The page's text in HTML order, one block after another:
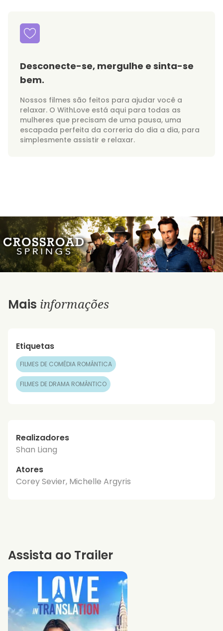
Desconecte-se, mergulhe e sinta-se
bem.
Nossos filmes são feitos para ajudar você a
relaxar. O WithLove está aqui para todas as
mulheres que precisam de uma pausa, uma
escapada perfeita da correria do dia a dia, para
simplesmente assistir e relaxar.
Mais informações
Etiquetas
FILMES DE COMÉDIA ROMÂNTICA
FILMES DE DRAMA ROMÂNTICO
Realizadores
Shan Liang
Atores
Corey Sevier, Michelle Argyris
Assista ao Trailer